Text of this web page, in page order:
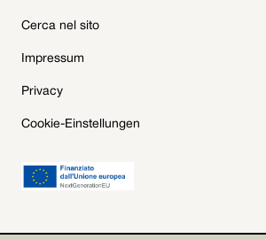
Cerca nel sito
Impressum
Privacy
Cookie-Einstellungen